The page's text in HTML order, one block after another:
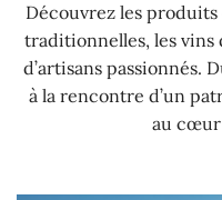
Découvrez les
traditionnelles, les vins
d’artisans passionnés.
à la rencontre d’un
au cœur